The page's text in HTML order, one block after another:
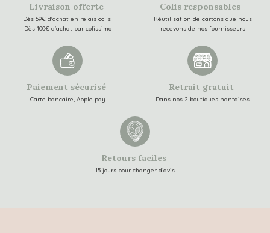
Livraison offerte
Dès 59€ d'achat en relais colis
Dès 100€ d'achat par colissimo
Colis responsables
Réutilisation de cartons que nous
recevons de nos fournisseurs
Paiement sécurisé
Carte bancaire, Apple pay
Retrait gratuit
Dans nos 2 boutiques nantaises
Retours faciles
15 jours pour changer d’avis